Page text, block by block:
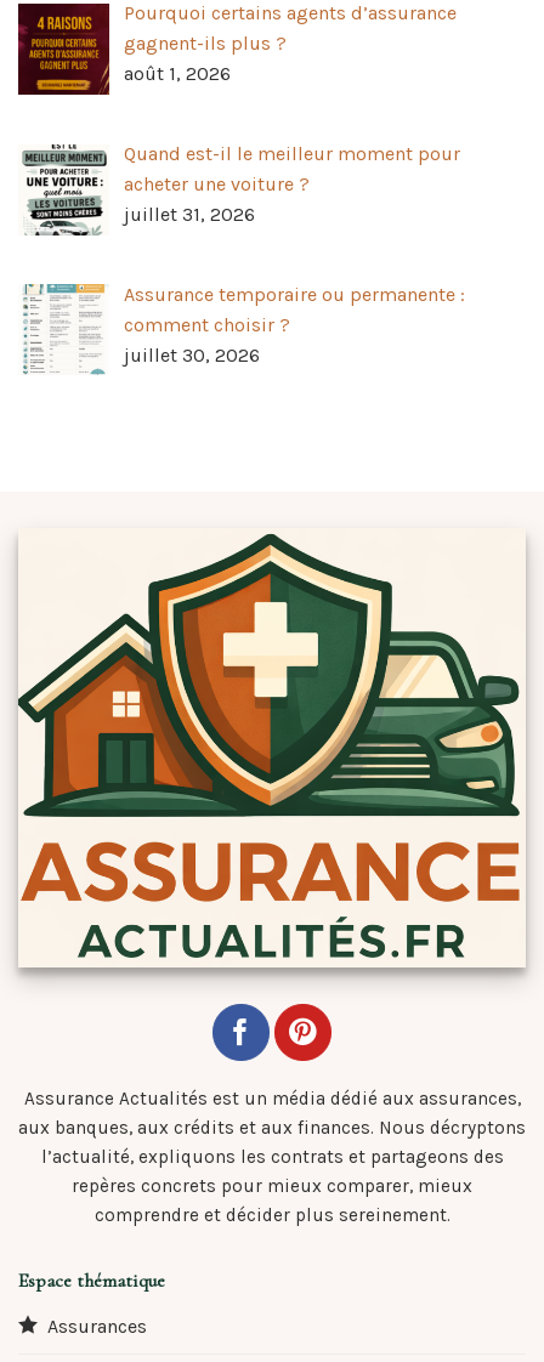
Pourquoi certains agents d’assurance
gagnent-ils plus ?
août 1, 2026
Quand est-il le meilleur moment pour
acheter une voiture ?
juillet 31, 2026
Assurance temporaire ou permanente :
comment choisir ?
juillet 30, 2026
Assurance Actualités est un média dédié aux assurances,
aux banques, aux crédits et aux finances. Nous décryptons
l’actualité, expliquons les contrats et partageons des
repères concrets pour mieux comparer, mieux
comprendre et décider plus sereinement.
Espace thématique
Assurances